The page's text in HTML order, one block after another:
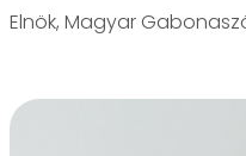
Elnök, Magyar